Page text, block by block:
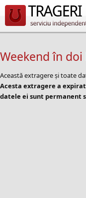
Weekend în
Această extragere și toate
Acesta extragere a
datele ei sunt permanent